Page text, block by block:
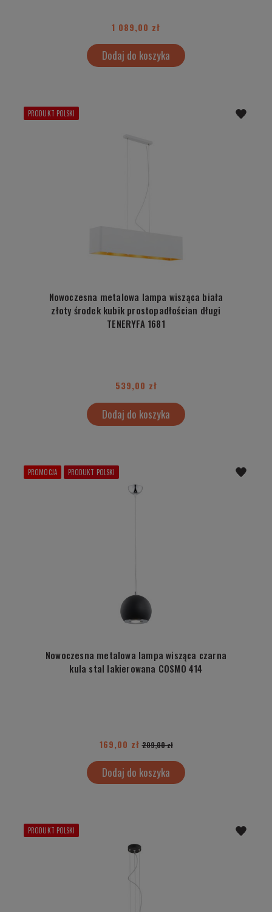
1 089,00 zł
Dodaj do koszyka
Nowoczesna metalowa lampa wisząca biała
złoty środek kubik prostopadłościan długi
TENERYFA 1681
539,00 zł
Dodaj do koszyka
PRODUKT POLSKI
Nowoczesna metalowa lampa wisząca czarna
kula stal lakierowana COSMO 414
169,00 zł 209,00 zł
Dodaj do koszyka
PROMOCJA PRODUKT POLSKI
PRODUKT POLSKI